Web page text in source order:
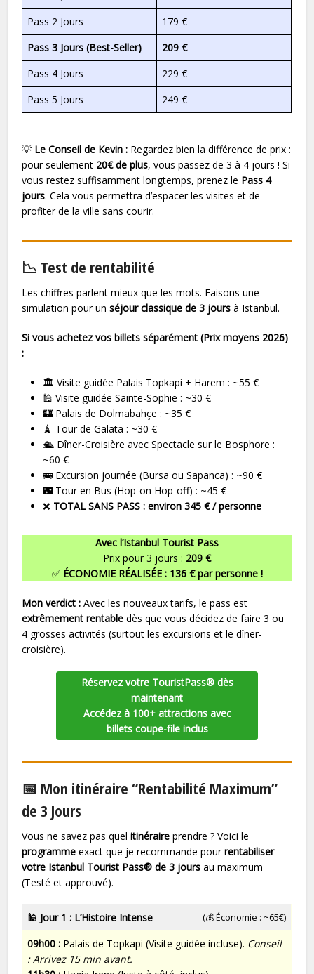
Pass 2 Jours
179 €
Pass 3 Jours (Best-Seller)
209 €
Pass 4 Jours
229 €
Pass 5 Jours
249 €
💡 Le Conseil de Kevin : Regardez bien la différence de prix :
pour seulement 20€ de plus, vous passez de 3 à 4 jours ! Si
vous restez suffisamment longtemps, prenez le Pass 4
jours. Cela vous permettra d’espacer les visites et de
profiter de la ville sans courir.
📉 Test de rentabilité
Les chiffres parlent mieux que les mots. Faisons une
simulation pour unséjour classique de 3 jours à Istanbul.
Si vous achetez vos billets séparément (Prix moyens 2026)
:
🏛️ Visite guidée Palais Topkapi + Harem : ~55 €
🕌 Visite guidée Sainte-Sophie : ~30 €
🏰 Palais de Dolmabahçe : ~35 €
🗼 Tour de Galata : ~30 €
🛳️ Dîner-Croisière avec Spectacle sur le Bosphore :
~60 €
🚌 Excursion journée (Bursa ou Sapanca) : ~90 €
🌃 Tour en Bus (Hop-on Hop-off) : ~45 €
❌ TOTAL SANS PASS : environ 345 € / personne
Avec l’Istanbul Tourist Pass
Prix pour 3 jours : 209 €
✅ ÉCONOMIE RÉALISÉE : 136 € par personne !
Mon verdict : Avec les nouveaux tarifs, le pass est
extrêmement rentable dès que vous décidez de faire 3 ou
4 grosses activités (surtout les excursions et le dîner-
croisière).
Réservez votre TouristPass® dès
maintenant
Accédez à 100+ attractions avec
billets coupe-file inclus
📅 Mon itinéraire “Rentabilité Maximum”
de 3 Jours
Vous ne savez pas quelitinéraire prendre ? Voici le
programme exact que je recommande pourrentabiliser
votre Istanbul Tourist Pass® de 3 jours au maximum
(Testé et approuvé).
🕌 Jour 1 : L’Histoire Intense (💰 Économie : ~65€)
09h00 : Palais de Topkapi (Visite guidée incluse). Conseil
: Arrivez 15 min avant.